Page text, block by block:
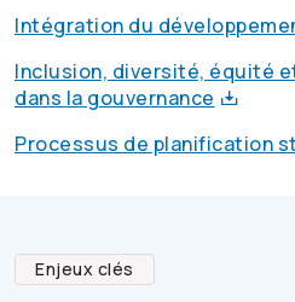
Intégration du
Inclusion, diversité, équité
dans la gouvernance
Processus de planification
Enjeux clés